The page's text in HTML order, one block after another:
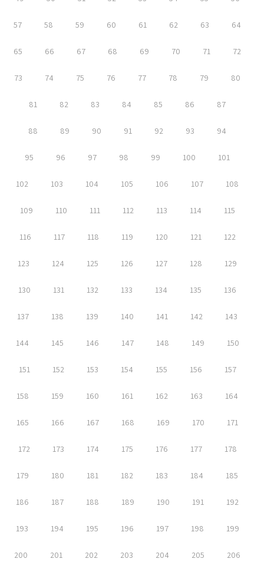
57 58 59 60 61 62 63 64
65 66 67 68 69 70 71 72
73 74 75 76 77 78 79 80
81 82 83 84 85 86 87
88 89 90 91 92 93 94
95 96 97 98 99 100 101
102 103 104 105 106 107 108
109 110 111 112 113 114 115
116 117 118 119 120 121 122
123 124 125 126 127 128 129
130 131 132 133 134 135 136
137 138 139 140 141 142 143
144 145 146 147 148 149 150
151 152 153 154 155 156 157
158 159 160 161 162 163 164
165 166 167 168 169 170 171
172 173 174 175 176 177 178
179 180 181 182 183 184 185
186 187 188 189 190 191 192
193 194 195 196 197 198 199
200 201 202 203 204 205 206